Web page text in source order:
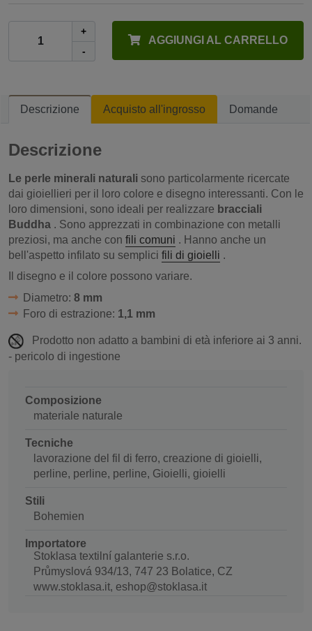
+
-
AGGIUNGI AL CARRELLO
Descrizione Acquisto all'ingrosso Domande
Descrizione
Le perle minerali naturali sono particolarmente ricercate
dai gioiellieri per il loro colore e disegno interessanti. Con le
loro dimensioni, sono ideali per realizzare bracciali
Buddha . Sono apprezzati in combinazione con metalli
preziosi, ma anche con fili comuni . Hanno anche un
bell'aspetto infilato su semplici fili di gioielli .
Il disegno e il colore possono variare.
Diametro: 8 mm
Foro di estrazione: 1,1 mm
Prodotto non adatto a bambini di età inferiore ai 3 anni.
- pericolo di ingestione
Composizione
materiale naturale
Tecniche
lavorazione del fil di ferro, creazione di gioielli,
perline, perline, perline, Gioielli, gioielli
Stili
Bohemien
Importatore
Stoklasa textilní galanterie s.r.o.
Průmyslová 934/13, 747 23 Bolatice, CZ
www.stoklasa.it, eshop@stoklasa.it